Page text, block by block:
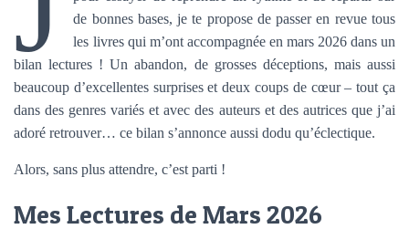
de bonnes bases, je te propose de passer en revue tous
les livres qui m’ont accompagnée en mars 2026 dans un
bilan lectures ! Un abandon, de grosses déceptions, mais aussi
beaucoup d’excellentes surprises et deux coups de cœur – tout ça
dans des genres variés et avec des auteurs et des autrices que j’ai
adoré retrouver… ce bilan s’annonce aussi dodu qu’éclectique.
Alors, sans plus attendre, c’est parti !
Mes Lectures de Mars 2026